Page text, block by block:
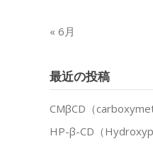
« 6月
最近の投稿
CMβCD（
HP-β-CD（